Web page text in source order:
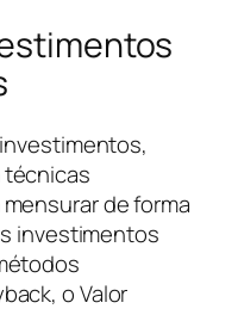
técnicas
de forma
investimentos
o Valor